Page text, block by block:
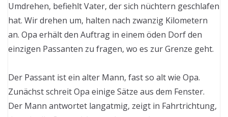
Umdrehen, befiehlt Vater, der sich nüchtern geschlafen
hat. Wir drehen um, halten nach zwanzig Kilometern
an. Opa erhält den Auftrag in einem öden Dorf den
einzigen Passanten zu fragen, wo es zur Grenze geht.
Der Passant ist ein alter Mann, fast so alt wie Opa.
Zunächst schreit Opa einige Sätze aus dem Fenster.
Der Mann antwortet langatmig, zeigt in Fahrtrichtung,